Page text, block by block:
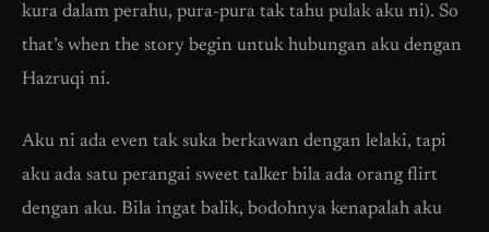
kura dalam perahu, pura-pura tak tahu pulak aku ni). So
that’s when the story begin untuk hubungan aku dengan
Hazruqi ni.
Aku ni ada even tak suka berkawan dengan lelaki, tapi
aku ada satu perangai sweet talker bila ada orang flirt
dengan aku. Bila ingat balik, bodohnya kenapalah aku